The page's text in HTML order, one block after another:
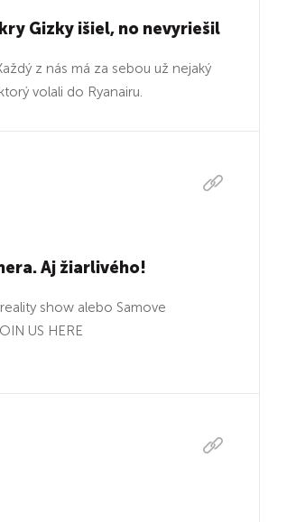
Gizky išiel, no nevyriešil
z nás má za sebou už nejaký
volali do Ryanairu.
Aj žiarlivého!
show alebo Samove
US HERE